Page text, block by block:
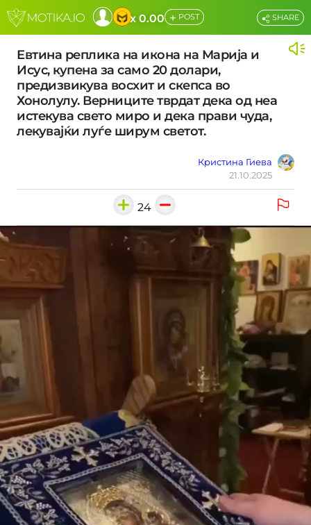
x 0.00 + POST
Евтина реплика на икона на Марија и
Исус, купена за само 20 долари,
предизвикува восхит и скепса во
Хонолулу. Верниците тврдат дека од неа
истекува свето миро и дека прави чуда,
лекувајќи луѓе ширум светот.
Кристина Гиева
21.10.2025
SHARE
24